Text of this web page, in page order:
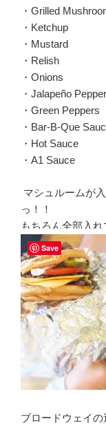
・Grilled
・Ketchup
・Mustard
・Relish
・Onions
・Jalapeño
・Green Peppers
・Bar-B-Que
・Hot Sauce
・A1 Sauce
マシュルームが
っ！！
もちろん全部入れ
ブロードウェイ
Save